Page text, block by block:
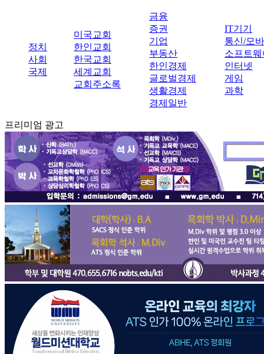
정치
사회
국제
미국교회
한인교회
한국교회
세계교회
교회주소록
금융
증권
기업
부동산
한인경제
글로벌경제
생활경제
경제일반
IT기기
통신/모
소프트웨
인터넷
게임
과학
프리미엄 광고